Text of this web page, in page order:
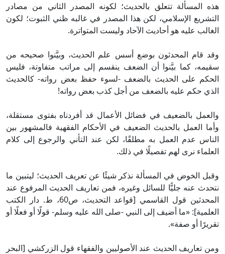
هذه المسألة تتعلق بالحديث؛ لكونه المصدر الثاني من مصادر
التشريع الإسلامي، لكن هذا المصدر في غالبه ظني الثبوت؛ لكون
الغالب عليه هو أحاديث الآحاد وليست المتواترة.
وقد قام المحدثون بوضع أسس علم الحديث، وبيَّنوا صحيحه من
سقيمه، كما بيَّنوا أن الضعف ينقسم إلى مراتب متفاوتة، فليس
الحكم على الحديث بالضعف -لسوء حفظ بعض رواته- كالحديث
الذي حكم عليه بالضعف من أجل كذب بعض رواته!
والعمل بالضعيف في فضائل الأعمال قد أفردناه بفتوى مستقلة،
وأما العمل بالحديث الضعيف في الأحكام الفقهية فالمشهور بين
الناس عدم العمل به مطلقًا، لكن عند التأني والرجوع إلى كلام
العلماء نرى لهم تفصيلًا في ذلك.
وقبل الخوض في المسألة نذكر شيئًا عن تعريف الحديث؛ ليتبين ما
نتحدث عنه جليًّا للسائل وغيره، فمن تعاريف الحديث المرفوع عند
المحدثين قول القاسمي [قواعد التحديث، ص60، ط. دار الكتب
العلمية]: «ما أضيف إلى النبي -صلى الله عليه وسلم- قولًا أو فعلًا أو
تقريرًا أو صفة».
ومن تعاريف الحديث عند الأصوليين والفقهاء قول الزركشي [البحر